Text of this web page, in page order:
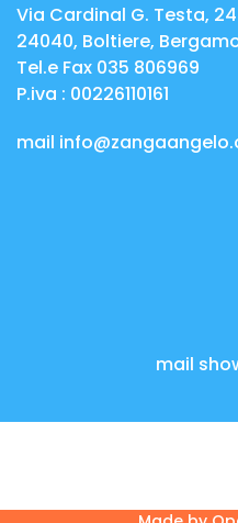
Via Cardinal G. Testa, 24
24040, Boltiere,
Tel.e Fax 035 806969
P.iva : 00226110161
mail
mail